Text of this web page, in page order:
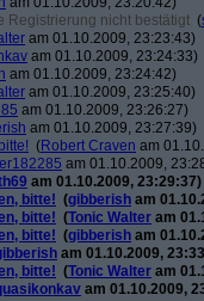
Registrierung nicht bestätigt (
am 01.10.2009, 23:23:43)
am 01.10.2009, 23:24:33)
am 01.10.2009, 23:24:42)
am 01.10.2009, 23:25:40)
am 01.10.2009, 23:26:27)
am 01.10.2009, 23:27:39)
(Robert Craven am
am 01.10.2009,
am 01.10.2009, 23:29:37)
bitte! (gibberish am
bitte! (Tonic Walter am
bitte! (gibberish am
am 01.10.2009,
bitte! (Tonic Walter am
am 01.10.2009,